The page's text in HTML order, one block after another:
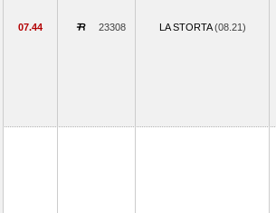
07.44 23308 LA STORTA(08.21)